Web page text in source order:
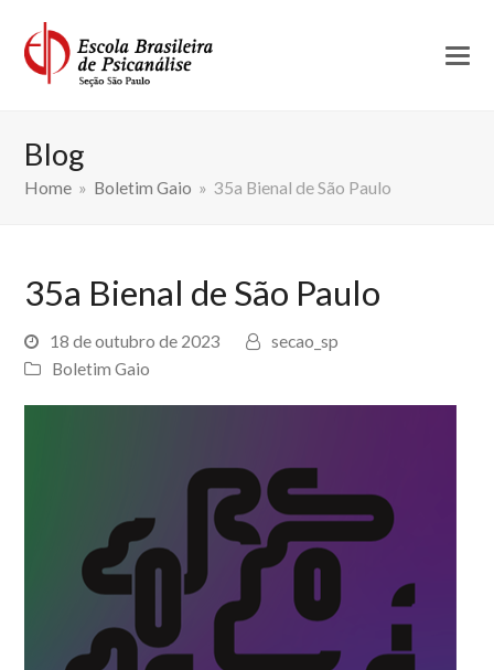
Blog
Home » Boletim Gaio » 35a Bienal de São Paulo
35a Bienal de São Paulo
18 de outubro de 2023
secao_sp
Boletim Gaio